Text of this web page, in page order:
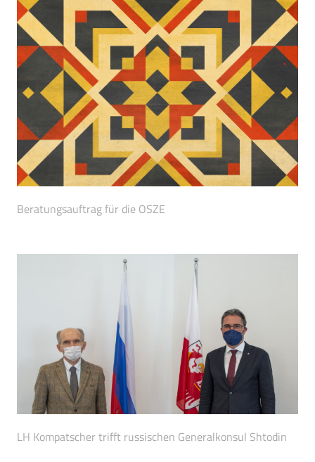
Beratungsauftrag für die OSZE
LH Kompatscher trifft russischen Generalkonsul Shtodin